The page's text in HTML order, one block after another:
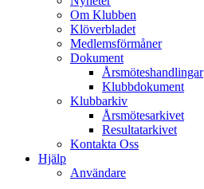
Om Klubben
Klöverbladet
Medlemsförmåner
Dokument
Årsmöteshandlingar
Klubbdokument
Klubbarkiv
Årsmötesarkivet
Resultatarkivet
Kontakta Oss
Hjälp
Användare